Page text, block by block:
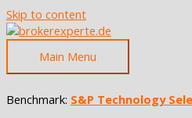
Skip to content
Main Menu
Benchmark: S&P Technology